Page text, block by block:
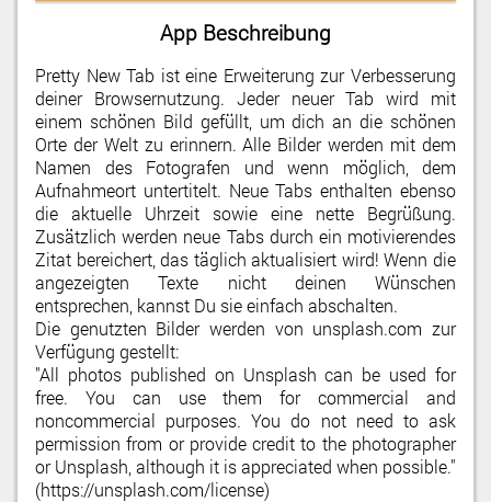
App Beschreibung
Pretty New Tab ist eine Erweiterung zur Verbesserung
deiner Browsernutzung. Jeder neuer Tab wird mit
einem schönen Bild gefüllt, um dich an die schönen
Orte der Welt zu erinnern. Alle Bilder werden mit dem
Namen des Fotografen und wenn möglich, dem
Aufnahmeort untertitelt. Neue Tabs enthalten ebenso
die aktuelle Uhrzeit sowie eine nette Begrüßung.
Zusätzlich werden neue Tabs durch ein motivierendes
Zitat bereichert, das täglich aktualisiert wird! Wenn die
angezeigten Texte nicht deinen Wünschen
entsprechen, kannst Du sie einfach abschalten.
Die genutzten Bilder werden von unsplash.com zur
Verfügung gestellt:
"All photos published on Unsplash can be used for
free. You can use them for commercial and
noncommercial purposes. You do not need to ask
permission from or provide credit to the photographer
or Unsplash, although it is appreciated when possible."
(https://unsplash.com/license)